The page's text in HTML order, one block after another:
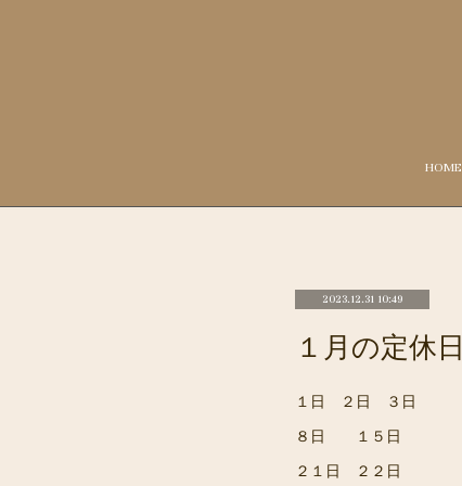
HOME
2023.12.31 10:49
１月の定休日
１日 ２日 ３日
８日 １５日
２１日 ２２日